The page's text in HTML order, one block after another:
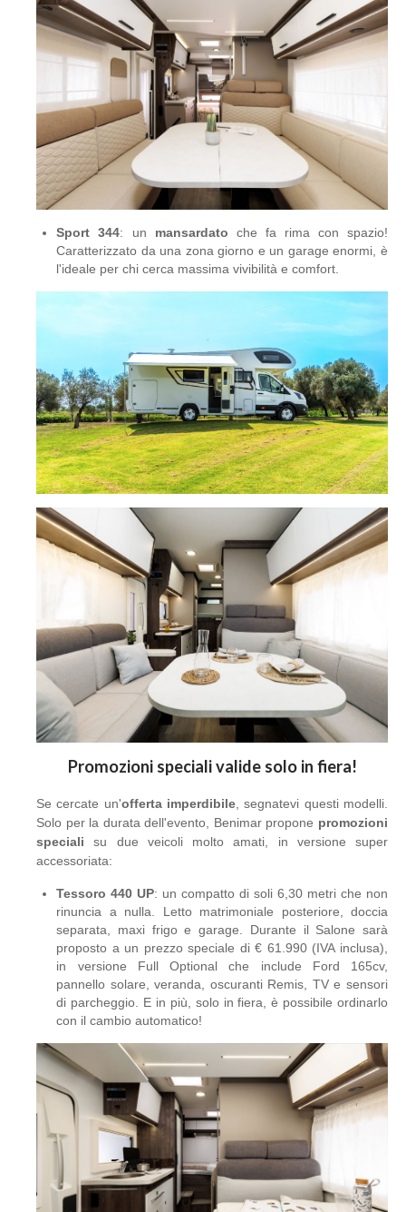
Sport 344: un mansardato che fa rima con spazio!
Caratterizzato da una zona giorno e un garage enormi, è
l'ideale per chi cerca massima vivibilità e comfort.
Promozioni speciali valide solo in fiera!
Se cercate un'offerta imperdibile , segnatevi questi modelli.
Solo per la durata dell'evento, Benimar propone promozioni
speciali su due veicoli molto amati, in versione super
accessoriata:
Tessoro 440 UP: un compatto di soli 6,30 metri che non
rinuncia a nulla. Letto matrimoniale posteriore, doccia
separata, maxi frigo e garage. Durante il Salone sarà
proposto a un prezzo speciale di € 61.990 (IVA inclusa),
in versione Full Optional che include Ford 165cv,
pannello solare, veranda, oscuranti Remis, TV e sensori
di parcheggio. E in più, solo in fiera, è possibile ordinarlo
con il cambio automatico!